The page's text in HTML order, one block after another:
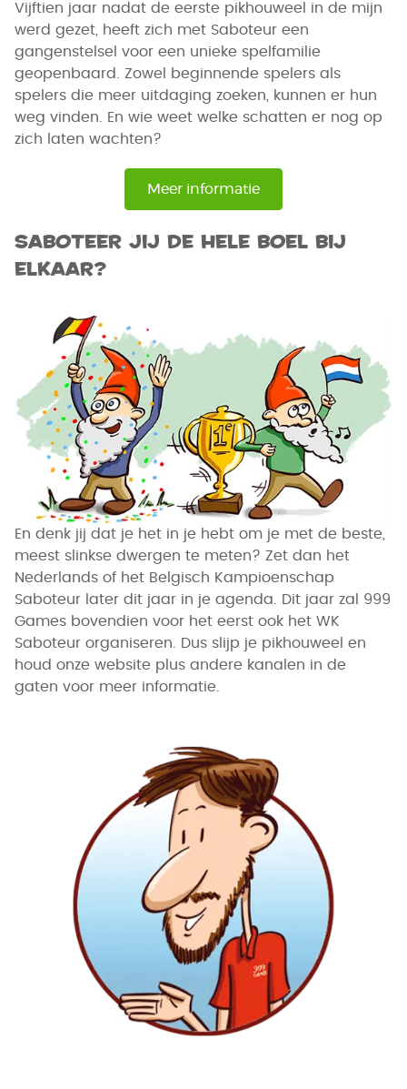
Vijftien jaar nadat de eerste pikhouweel in de mijn
werd gezet, heeft zich met Saboteur een
gangenstelsel voor een unieke spelfamilie
geopenbaard. Zowel beginnende spelers als
spelers die meer uitdaging zoeken, kunnen er hun
weg vinden. En wie weet welke schatten er nog op
zich laten wachten?
Meer informatie
Saboteer jij de hele boel bij
elkaar?
En denk jij dat je het in je hebt om je met de beste,
meest slinkse dwergen te meten? Zet dan het
Nederlands of het Belgisch Kampioenschap
Saboteur later dit jaar in je agenda. Dit jaar zal 999
Games bovendien voor het eerst ook het WK
Saboteur organiseren. Dus slijp je pikhouweel en
houd onze website plus andere kanalen in de
gaten voor meer informatie.